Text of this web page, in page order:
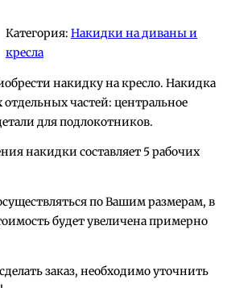
Категория: Накидки на диваны и
кресла
накидку на кресло. Накидка
отдельных частей: центральное
для подлокотников.
накидки составляет 5 рабочих
по Вашим размерам, в
будет увеличена примерно
заказ, необходимо уточнить